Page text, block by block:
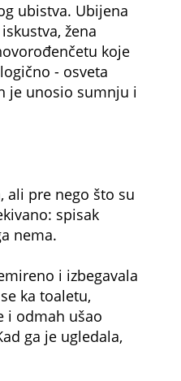
ubistva. Ubijena
žena
koje
- osveta
je unosio sumnju i
ali pre nego što su
spisak
nema.
i izbegavala
ka toaletu,
i odmah ušao
ga je ugledala,